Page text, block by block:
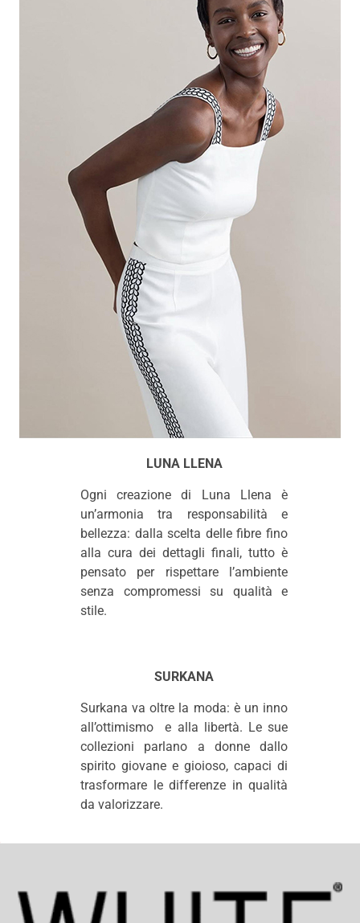
LUNA LLENA
Ogni creazione di Luna Llena è
un’armonia tra responsabilità e
bellezza: dalla scelta delle fibre fino
alla cura dei dettagli finali, tutto è
pensato per rispettare l’ambiente
senza compromessi su qualità e
stile.
SURKANA
Surkana va oltre la moda: è un inno
all’ottimismo e alla libertà. Le sue
collezioni parlano a donne dallo
spirito giovane e gioioso, capaci di
trasformare le differenze in qualità
da valorizzare.